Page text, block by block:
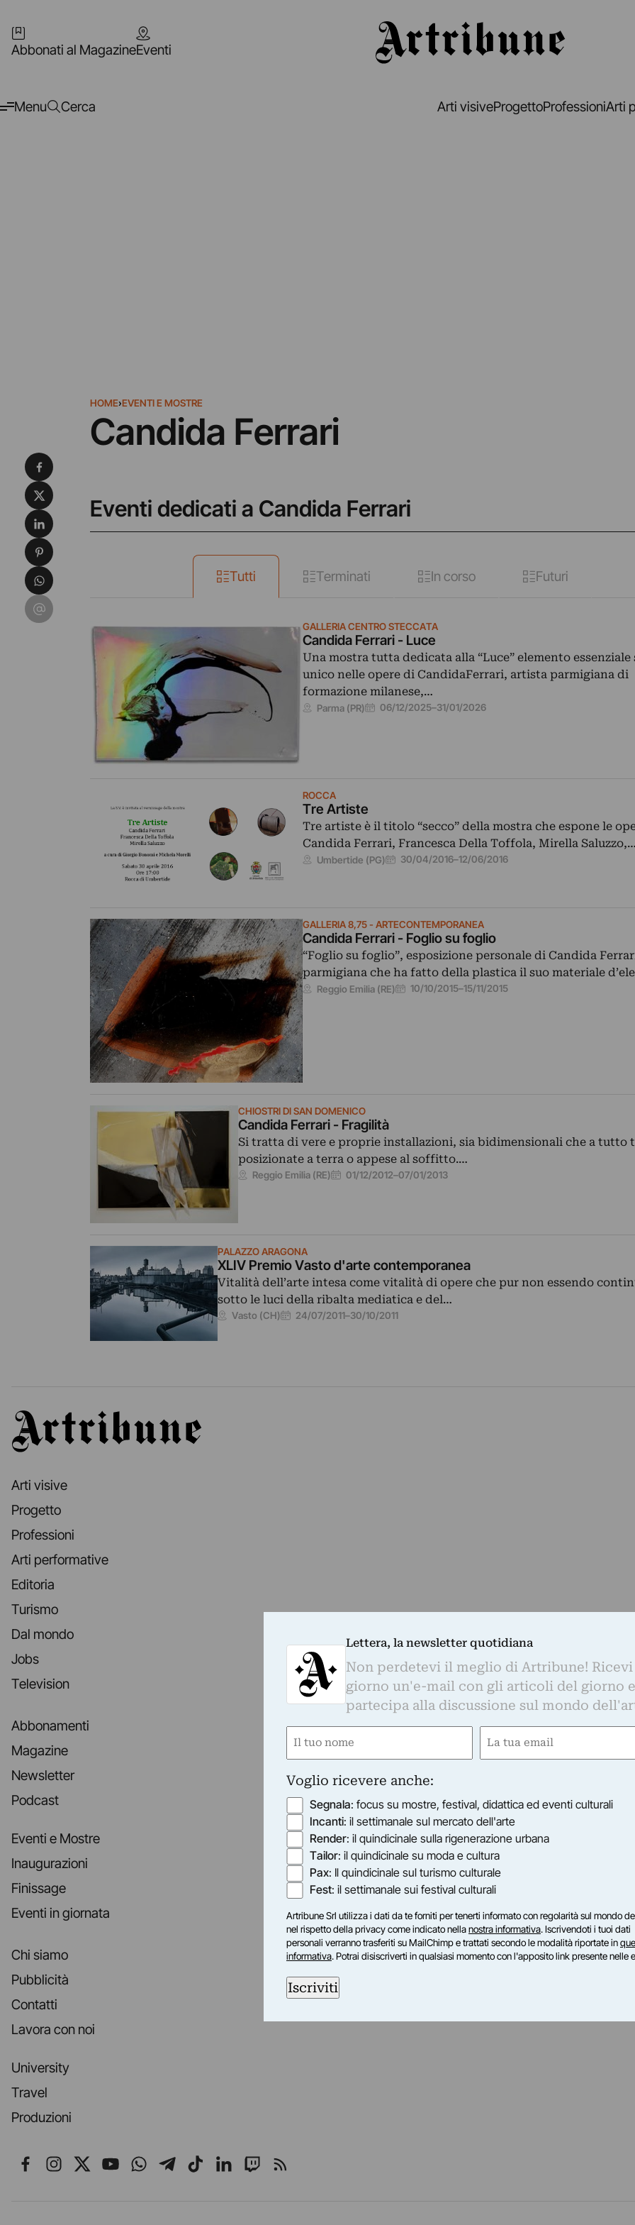
Abbonati al MagazineEventi
Menu Cerca Arti visiveProgettoProfessioniArti
HOME›EVENTI E MOSTRE
Candida Ferrari
Eventi dedicati a Candida Ferrari
Tutti Terminati In corso Futuri
GALLERIA CENTRO STECCATA
Candida Ferrari - Luce
Una mostra tutta dedicata alla “Luce” elemento essenziale
unico nelle opere di CandidaFerrari, artista parmigiana di
formazione milanese,…
Parma (PR) 06/12/2025–31/01/2026
ROCCA
Tre Artiste
Tre artiste è il titolo “secco” della mostra che espone le
Candida Ferrari, Francesca Della Toffola, Mirella Saluzzo,…
Umbertide (PG) 30/04/2016–12/06/2016
GALLERIA 8,75 - ARTECONTEMPORANEA
Candida Ferrari - Foglio su foglio
“Foglio su foglio”, esposizione personale di Candida
parmigiana che ha fatto della plastica il suo materiale
Reggio Emilia (RE) 10/10/2015–15/11/2015
CHIOSTRI DI SAN DOMENICO
Candida Ferrari - Fragilità
Si tratta di vere e proprie installazioni, sia bidimensionali che a tutto
posizionate a terra o appese al soffitto.…
Reggio Emilia (RE) 01/12/2012–07/01/2013
PALAZZO ARAGONA
XLIV Premio Vasto d'arte contemporanea
Vitalità dell’arte intesa come vitalità di opere che pur non essendo
sotto le luci della ribalta mediatica e del…
Vasto (CH) 24/07/2011–30/10/2011
Condividi su Facebook
Condividi su X
Condividi su LinkedIn
Condividi su Pinterest
Condividi su WhatsApp
Condividi su Email
Artribune
Arti visive
Progetto
Professioni
Arti performative
Editoria
Turismo
Dal mondo
Jobs
Television
Abbonamenti
Magazine
Newsletter
Podcast
Eventi e Mostre
Inaugurazioni
Finissage
Eventi in giornata
Chi siamo
Pubblicità
Contatti
Lavora con noi
University
Travel
Produzioni
Seguici su Facebook
Seguici su Instagram
Seguici su X
Seguici su YouTube
Seguici su WhatsApp
Seguici su Telegram
Seguici su TikTok
Seguici su LinkedIn
Seguici su Twitch
Seguici su Rss
Lettera, la newsletter quotidiana
Non perdetevi il meglio di Artribune! Ricevi
giorno un'e-mail con gli articoli del giorno e
partecipa alla discussione sul mondo
Nome
Email
Voglio ricevere anche:
Segnala: focus su mostre, festival, didattica ed eventi culturali
Incanti: il settimanale sul mercato dell'arte
Render: il quindicinale sulla rigenerazione urbana
Tailor: il quindicinale su moda e cultura
Pax: Il quindicinale sul turismo culturale
Fest: il settimanale sui festival culturali
Artribune Srl utilizza i dati da te forniti per tenerti informato con regolarità sul mondo
nel rispetto della privacy come indicato nellanostra informativa. Iscrivendoti i tuoi dati
personali verranno trasferiti su MailChimp e trattati secondo le modalità riportate in
informativa. Potrai disiscriverti in qualsiasi momento con l'apposito link presente nelle
Iscriviti